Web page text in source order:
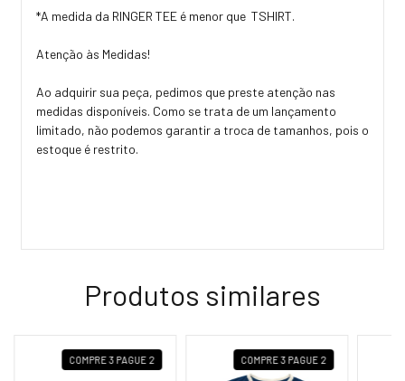
*A medida da RINGER TEE é menor que TSHIRT.
Atenção às Medidas!
Ao adquirir sua peça, pedimos que preste atenção nas
medidas disponíveis. Como se trata de um lançamento
limitado, não podemos garantir a troca de tamanhos, pois o
estoque é restrito.
Produtos similares
COMPRE 3 PAGUE 2 COMPRE 3 PAGUE 2